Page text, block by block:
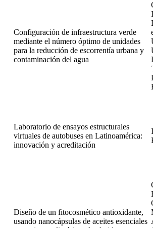
Configuración de infraestructura verde
mediante el número óptimo de unidades
para la reducción de escorrentía urbana y
contaminación del agua
Laboratorio de ensayos estructurales
virtuales de autobuses en Latinoamérica:
innovación y acreditación
Diseño de un fitocosmético antioxidante,
usando nanocápsulas de aceites esenciales